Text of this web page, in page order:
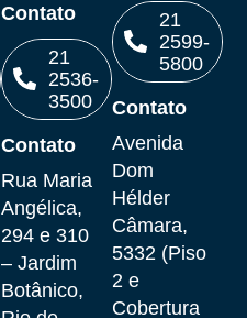
Contato
21
2536-
3500
Ligar
Contato
Rua Maria
Angélica,
294 e 310
– Jardim
Botânico,
21
2599-
5800
Ligar
Contato
Avenida
Dom
Hélder
Câmara,
5332 (Piso
2 e
Cobertura